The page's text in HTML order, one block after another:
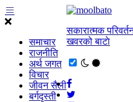
समाचार
राजनीति
अर्थ जगत
विचार
जीवन सैली
बर्गदृस्ती
सकारात्मक
खवरको बाटाे